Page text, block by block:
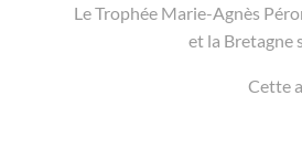
Le Trophée Marie-Agnès
et la Bretagne
Cette